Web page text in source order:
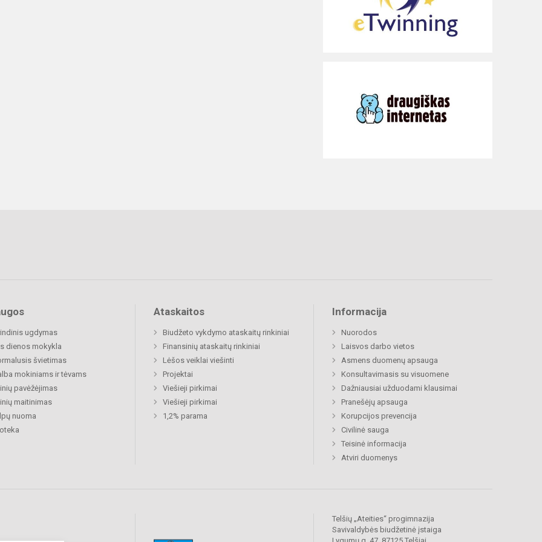
ugdymas
dienos mokykla
švietimas
mokiniams ir tėvams
pavėžėjimas
maitinimas
nuoma
Ataskaitos
Biudžeto vykdymo ataskaitų rinkiniai
Finansinių ataskaitų rinkiniai
Lėšos veiklai viešinti
Projektai
Viešieji pirkimai
Viešieji pirkimai
1,2% parama
Informacija
Nuorodos
Laisvos darbo vietos
Asmens duomenų apsauga
Konsultavimasis su visuomene
Dažniausiai užduodami klausimai
Pranešėjų apsauga
Korupcijos prevencija
Civilinė sauga
Teisinė informacija
Atviri duomenys
Telšių „Ateities“ progimnazija
Savivaldybės biudžetinė įstaiga